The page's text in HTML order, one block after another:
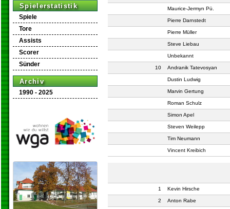
Spielerstatistik
Spiele
Tore
Assists
Scorer
Sünder
Archiv
1990 - 2025
Maurice-Jermyn Pü.
Pierre Darnstedt
Pierre Müller
Steve Liebau
Unbekannt
10 Andranik Tatevosyan
Dustin Ludwig
Marvin Gertung
Roman Schulz
Simon Apel
Steven Weilepp
Tim Neumann
Vincent Kreibich
1 Kevin Hirsche
2 Anton Rabe